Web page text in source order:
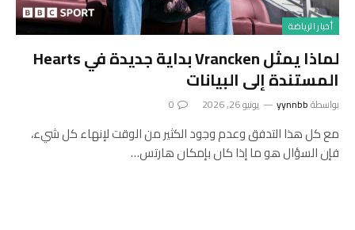
أخبار الرياضة
لماذا يمثل Vrancken بداية جديدة في Hearts
المستندة إلى البيانات
بواسطةyynnbb يونيو 26, 2026 0
مع كل هذا التدفق وعدم وجود الكثير من الوقت لإنهاء كل شيء،
فإن السؤال هو ما إذا كان بإمكان هارتس…